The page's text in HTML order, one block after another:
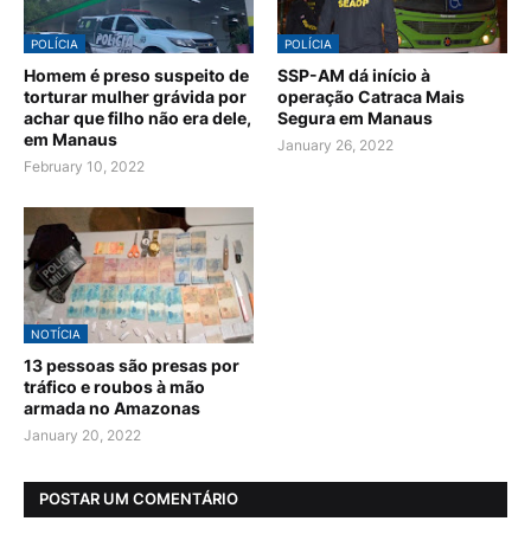
POLÍCIA
Homem é preso suspeito de
torturar mulher grávida por
achar que filho não era dele,
em Manaus
February 10, 2022
POLÍCIA
SSP-AM dá início à
operação Catraca Mais
Segura em Manaus
January 26, 2022
NOTÍCIA
13 pessoas são presas por
tráfico e roubos à mão
armada no Amazonas
January 20, 2022
POSTAR UM COMENTÁRIO